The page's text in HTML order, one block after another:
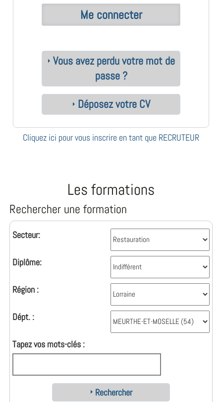
Vous avez perdu votre mot de
passe ?
Déposez votre CV
Cliquez ici pour vous inscrire en tant que RECRUTEUR
Les formations
Rechercher une formation
Secteur:
Diplôme:
Région :
Dépt. :
Tapez vos mots-clés :
Rechercher